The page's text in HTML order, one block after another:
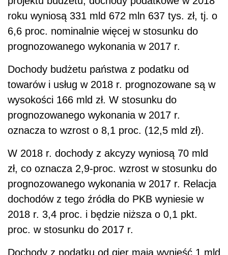
roku wyniosą 331 mld 672 mln 637 tys. zł, tj. o
6,6 proc. nominalnie więcej w stosunku do
prognozowanego wykonania w 2017 r.
Dochody budżetu państwa z podatku od
towarów i usług w 2018 r. prognozowane są w
wysokości 166 mld zł. W stosunku do
prognozowanego wykonania w 2017 r.
oznacza to wzrost o 8,1 proc. (12,5 mld zł).
W 2018 r. dochody z akcyzy wyniosą 70 mld
zł, co oznacza 2,9-proc. wzrost w stosunku do
prognozowanego wykonania w 2017 r. Relacja
dochodów z tego źródła do PKB wyniesie w
2018 r. 3,4 proc. i będzie niższa o 0,1 pkt.
proc. w stosunku do 2017 r.
Dochody z podatku od gier mają wynieść 1 mld